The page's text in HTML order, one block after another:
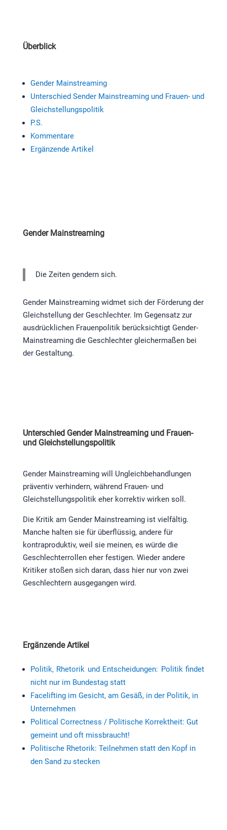
Überblick
Gender Mainstreaming
Unterschied Sender Mainstreaming und Frauen- und
Gleichstellungspolitik
P.S.
Kommentare
Ergänzende Artikel
Gender Mainstreaming
Die Zeiten gendern sich.
Gender Mainstreaming widmet sich der Förderung der
Gleichstellung der Geschlechter. Im Gegensatz zur
ausdrücklichen Frauenpolitik berücksichtigt Gender-
Mainstreaming die Geschlechter gleichermaßen bei
der Gestaltung.
Unterschied Gender Mainstreaming und Frauen-
und Gleichstellungspolitik
Gender Mainstreaming will Ungleichbehandlungen
präventiv verhindern, während Frauen- und
Gleichstellungspolitik eher korrektiv wirken soll.
Die Kritik am Gender Mainstreaming ist vielfältig.
Manche halten sie für überflüssig, andere für
kontraproduktiv, weil sie meinen, es würde die
Geschlechterrollen eher festigen. Wieder andere
Kritiker stoßen sich daran, dass hier nur von zwei
Geschlechtern ausgegangen wird.
Ergänzende Artikel
Politik, Rhetorik und Entscheidungen: Politik findet
nicht nur im Bundestag statt
Facelifting im Gesicht, am Gesäß, in der Politik, in
Unternehmen
Political Correctness / Politische Korrektheit: Gut
gemeint und oft missbraucht!
Politische Rhetorik: Teilnehmen statt den Kopf in
den Sand zu stecken